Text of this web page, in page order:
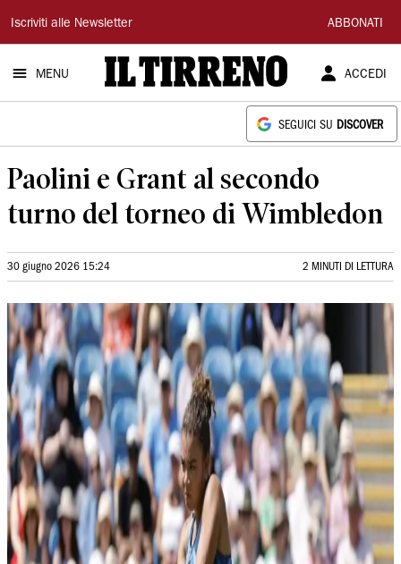
Il
Tirreno
Iscriviti alle Newsletter ABBONATI
MENU ACCEDI
SEGUICI SU DISCOVER
Paolini e Grant al secondo
turno del torneo di Wimbledon
30 giugno 2026 15:24 2 MINUTI DI LETTURA